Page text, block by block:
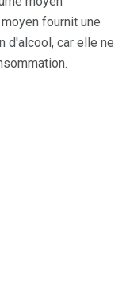
fournit une
d'alcool, car elle ne